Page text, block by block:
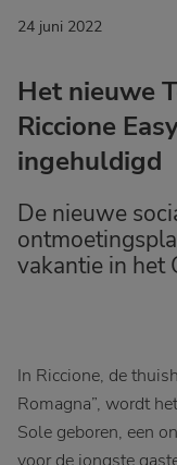
24 juni 2022
Het nieuwe
Riccione
ingehuldigd
De nieuwe
vakantie in het
In Riccione, de
Romagna”, wordt
Sole geboren, een